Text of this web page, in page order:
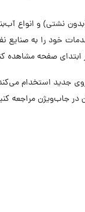
نشتی) و انواع
خود را به
صفحه مشاهده
حاضر در ۷ موقعیت شغلی
جاب‌ویژن مراجعه